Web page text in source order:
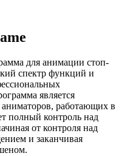
для анимации стоп-
спектр функций и
является
работающих в
полный контроль над
от контроля над
и заканчивая